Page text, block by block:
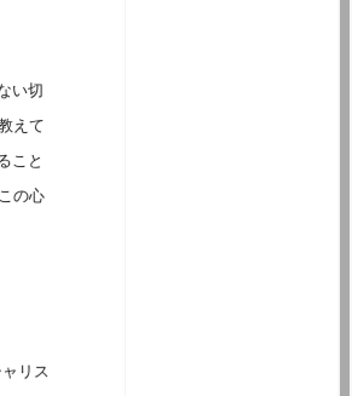
い切
えて
こと
の心
リス